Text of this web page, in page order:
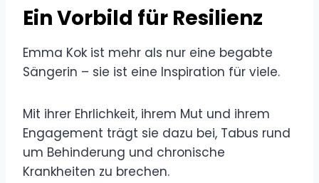
Ein Vorbild für Resilienz
Emma Kok ist mehr als nur eine begabte
Sängerin – sie ist eine Inspiration für viele.
Mit ihrer Ehrlichkeit, ihrem Mut und ihrem
Engagement trägt sie dazu bei, Tabus rund
um Behinderung und chronische
Krankheiten zu brechen.